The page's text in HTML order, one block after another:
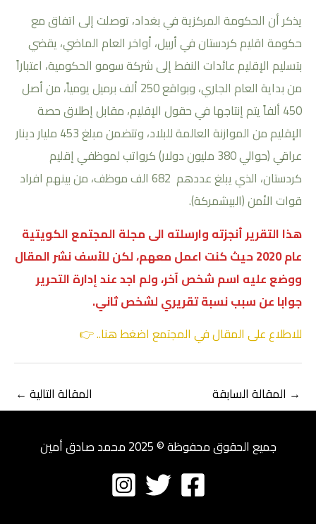
يذكر أن الحكومة المركزية في بغداد، توصلت إلى اتفاق مع
حكومة اقليم كردستان في أربيل، أواخر العام الماضي، يقضي
بتسليم الإقليم عائدات النفط إلى شركة سومو الحكومية، اعتباراً
من بداية العام الجاري، وبواقع 250 ألف برميل يومياً، من أصل
450 ألفاً يتم إنتاجها في حقول الإقليم، مقابل إطلاق حصة
الإقليم من الموازنة العالمة للبلاد، وتتضمن مبلغ 453 مليار دينار
عراقي (حوالي 380 مليون دولار) كرواتب لموظفي إقليم
كردستان، الذي يبلغ عددهم 682 الف موظف، من بينهم افراد
قوات الأمن (البيشمركة).
هذا التقرير أنجزته وارسلته الى مجلة المجتمع الكويتية
عام 2020 حيث كنت اعمل معهم، لكن للأسف نشر المقال
ووضع عليه اسم شخص آخر، ولم اجد عند إدارة التحرير
جوابا عن سبب نسبة تقريري لشخص ثاني.
للاطلاع على المقال في المجتمع اضغط هنا.. 👉
→ المقالة السابقة المقالة التالية ←
جميع الحقوق محفوظة © 2025 محمد صادق أمين